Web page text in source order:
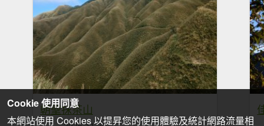
朝聖抹茶山
Cookie 使用同意
本網站使用 Cookies 以提昇您的使用體驗及統計網路流量相